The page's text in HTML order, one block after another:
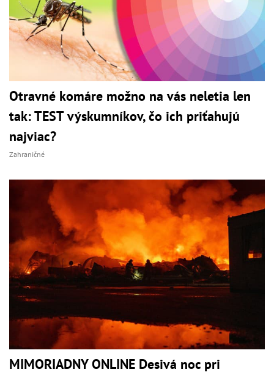
Otravné komáre možno na vás neletia len
tak: TEST výskumníkov, čo ich priťahujú
najviac?
Zahraničné
MIMORIADNY ONLINE Desivá noc pri